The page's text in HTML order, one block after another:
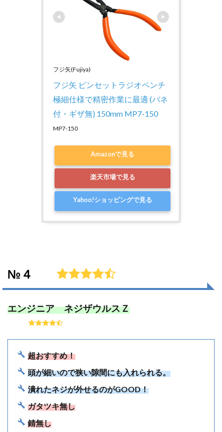
フジ矢(Fujiya)
フジ矢 ピンセットラジオペンチ
極細仕様で精密作業に最適 (バネ
付・ギザ無) 150mm MP7-150
MP7-150
Amazonで見る
楽天市場で見る
Yahoo!ショッピングで見る
№４
エンジニア ネジザウルスＺ
超おすすめ！
頭が細いので狭い隙間にも入れられる。
潰れたネジが外せるのがGOOD！
ガタツキ無し
錆無し